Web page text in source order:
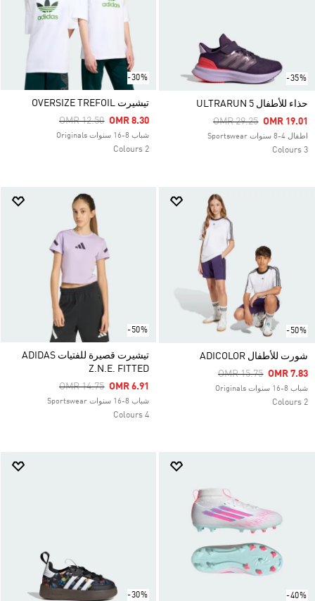
-35%
حذاء للأطفال ULTRARUN 5
Price Reduced From
OMR 29.25ToOMR 19.01
اطفال 4-8 سنوات Sportswear
3 Colours
-30%
تيشيرت OVERSIZE TREFOIL
Price Reduced From
OMR 12.50ToOMR 8.30
شباب 8-16 سنوات Originals
2 Colours
-50%
شورت للأطفال ADICOLOR
Price Reduced From
OMR 15.75ToOMR 7.83
شباب 8-16 سنوات Originals
2 Colours
-50%
تيشيرت قصيرة للفتيات ADIDAS
Z.N.E. FITTED
Price Reduced From
OMR 14.75ToOMR 6.91
شباب 8-16 سنوات Sportswear
4 Colours
-40%
-30%